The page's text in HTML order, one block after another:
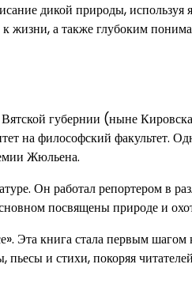
дикой природы, используя
жизни, а также глубоким
губернии (ныне
на философский факультет.
Жюльена.
Он работал репортером в
посвящены природе и
Эта книга стала первым шагом
и стихи, покоряя